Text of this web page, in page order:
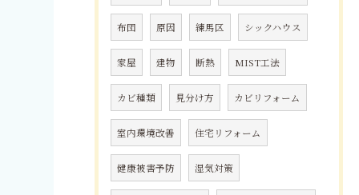
布団 原因 練馬区 シックハウス
家屋 建物 断熱 MIST工法
カビ種類 見分け方 カビリフォーム
室内環境改善 住宅リフォーム
健康被害予防 湿気対策